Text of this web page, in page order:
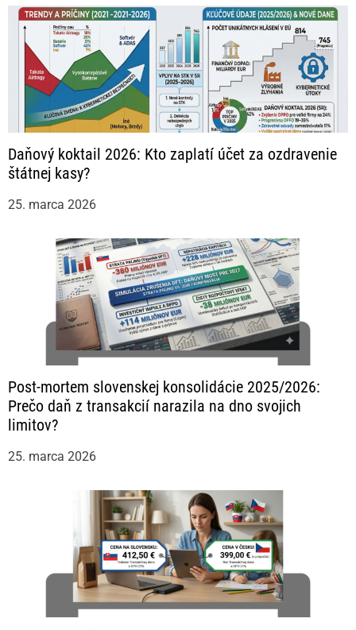
Daňový koktail 2026: Kto zaplatí účet za ozdravenie
štátnej kasy?
25. marca 2026
Post-mortem slovenskej konsolidácie 2025/2026:
Prečo daň z transakcií narazila na dno svojich
limitov?
25. marca 2026